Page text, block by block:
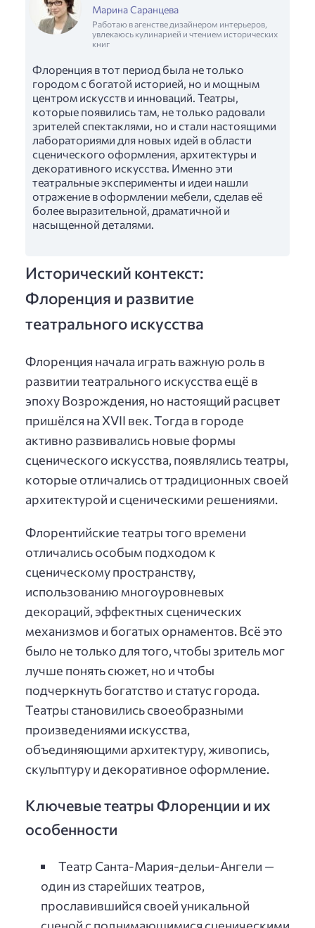
Марина Саранцева
Работаю в агенстве дизайнером интерьеров,
увлекаюсь кулинарией и чтением исторических
книг
Флоренция в тот период была не только
городом с богатой историей, но и мощным
центром искусств и инноваций. Театры,
которые появились там, не только радовали
зрителей спектаклями, но и стали настоящими
лабораториями для новых идей в области
сценического оформления, архитектуры и
декоративного искусства. Именно эти
театральные эксперименты и идеи нашли
отражение в оформлении мебели, сделав её
более выразительной, драматичной и
насыщенной деталями.
Исторический контекст:
Флоренция и развитие
театрального искусства
Флоренция начала играть важную роль в
развитии театрального искусства ещё в
эпоху Возрождения, но настоящий расцвет
пришёлся на XVII век. Тогда в городе
активно развивались новые формы
сценического искусства, появлялись театры,
которые отличались от традиционных своей
архитектурой и сценическими решениями.
Флорентийские театры того времени
отличались особым подходом к
сценическому пространству,
использованию многоуровневых
декораций, эффектных сценических
механизмов и богатых орнаментов. Всё это
было не только для того, чтобы зритель мог
лучше понять сюжет, но и чтобы
подчеркнуть богатство и статус города.
Театры становились своеобразными
произведениями искусства,
объединяющими архитектуру, живопись,
скульптуру и декоративное оформление.
Ключевые театры Флоренции и их
особенности
Театр Санта-Мария-дельи-Ангели —
один из старейших театров,
прославившийся своей уникальной